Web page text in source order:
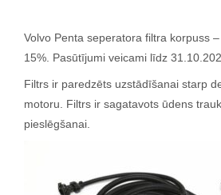
Volvo Penta seperatora filtra korpuss
15%. Pasūtījumi veicami līdz
Filtrs ir paredzēts uzstādīšanai starp
motoru. Filtrs ir sagatavots ūdens
pieslēgšanai.